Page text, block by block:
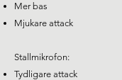
Mer bas
Mjukare attack
Stallmikrofon:
Tydligare attack